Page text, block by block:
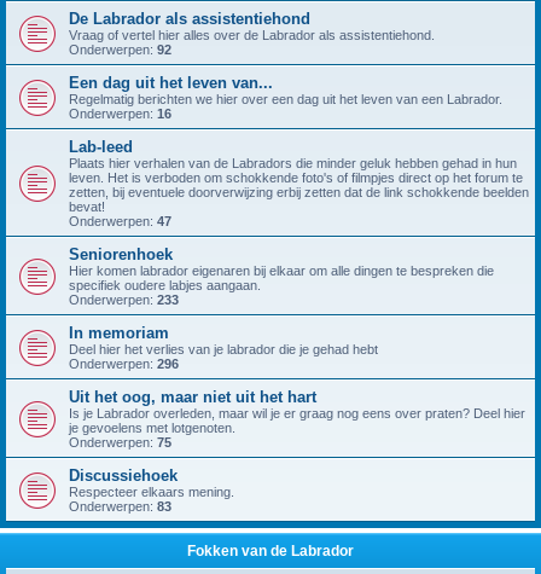
De Labrador als assistentiehond
Vraag of vertel hier alles over de Labrador als assistentiehond.
Onderwerpen: 92
Een dag uit het leven van...
Regelmatig berichten we hier over een dag uit het leven van een Labrador.
Onderwerpen: 16
Lab-leed
Plaats hier verhalen van de Labradors die minder geluk hebben gehad in hun
leven. Het is verboden om schokkende foto's of filmpjes direct op het forum te
zetten, bij eventuele doorverwijzing erbij zetten dat de link schokkende beelden
bevat!
Onderwerpen: 47
Seniorenhoek
Hier komen labrador eigenaren bij elkaar om alle dingen te bespreken die
specifiek oudere labjes aangaan.
Onderwerpen: 233
In memoriam
Deel hier het verlies van je labrador die je gehad hebt
Onderwerpen: 296
Uit het oog, maar niet uit het hart
Is je Labrador overleden, maar wil je er graag nog eens over praten? Deel hier
je gevoelens met lotgenoten.
Onderwerpen: 75
Discussiehoek
Respecteer elkaars mening.
Onderwerpen: 83
Fokken van de Labrador